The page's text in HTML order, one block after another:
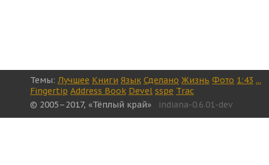
Темы: Лучшее Книги Язык Сделано Жизнь Фото 1:43 ...
Fingertip Address Book Devel sspe Trac
© 2005–2017, «Тёплый край»
indiana-0.6.01-dev